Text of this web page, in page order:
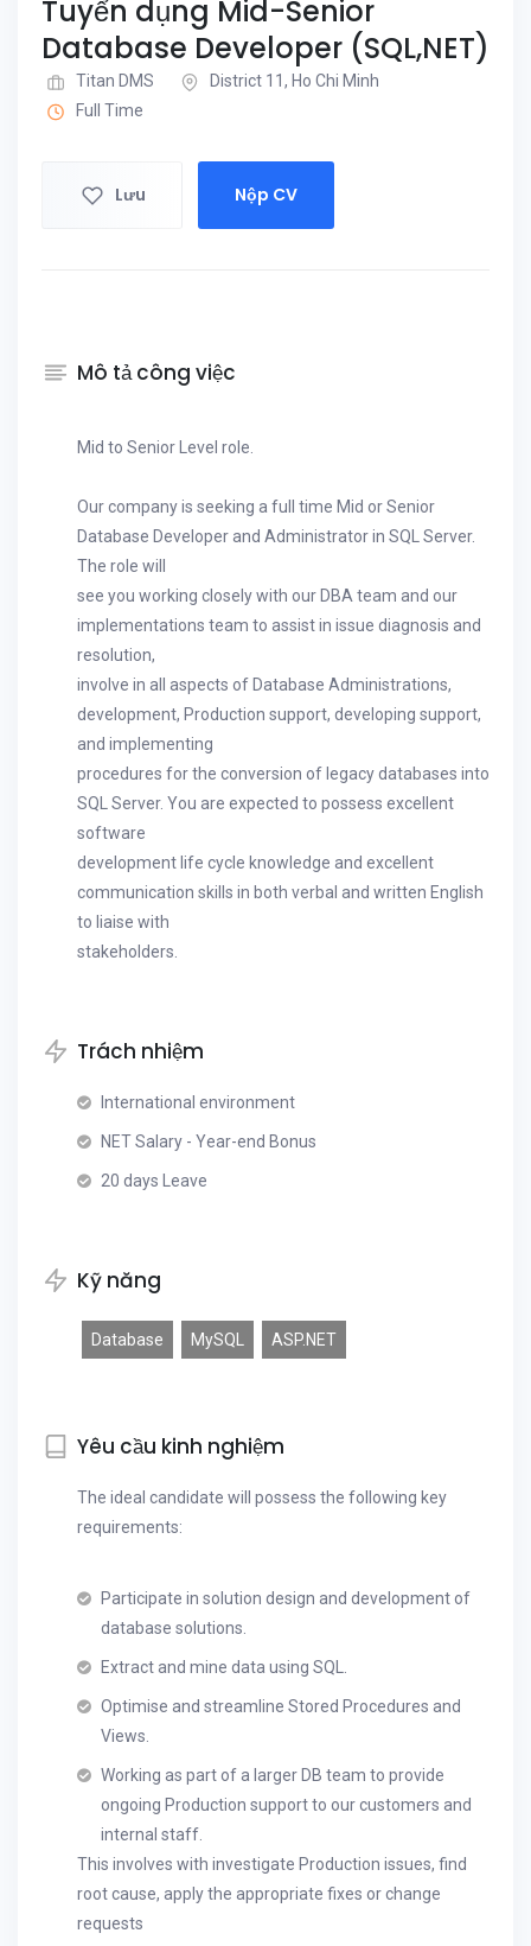
Tuyển dụng Mid-Senior
Database Developer (SQL,NET)
Titan DMS
District 11, Ho Chi Minh
Full Time
Lưu Nộp CV
Mô tả công việc
Mid to Senior Level role.
Our company is seeking a full time Mid or Senior
Database Developer and Administrator in SQL Server.
The role will
see you working closely with our DBA team and our
implementations team to assist in issue diagnosis and
resolution,
involve in all aspects of Database Administrations,
development, Production support, developing support,
and implementing
procedures for the conversion of legacy databases into
SQL Server. You are expected to possess excellent
software
development life cycle knowledge and excellent
communication skills in both verbal and written English
to liaise with
stakeholders.
Trách nhiệm
International environment
NET Salary - Year-end Bonus
20 days Leave
Kỹ năng
Database MySQL ASP.NET
Yêu cầu kinh nghiệm
The ideal candidate will possess the following key
requirements:
Participate in solution design and development of
database solutions.
Extract and mine data using SQL.
Optimise and streamline Stored Procedures and
Views.
Working as part of a larger DB team to provide
ongoing Production support to our customers and
internal staff.
This involves with investigate Production issues, find
root cause, apply the appropriate fixes or change
requests